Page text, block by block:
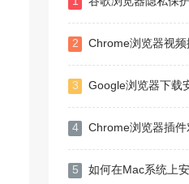
2 Chrome浏览器视频播放
3 Google浏览器下载安装失
4 Chrome浏览器插件对网页
5 如何在Mac系统上安